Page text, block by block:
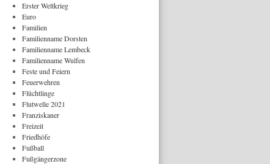
Erster Weltkrieg
Euro
Familien
Familienname Dorsten
Familienname Lembeck
Familienname Wulfen
Feste und Feiern
Feuerwehren
Flüchtlinge
Flutwelle 2021
Franziskaner
Freizeit
Friedhöfe
Fußball
Fußgängerzone